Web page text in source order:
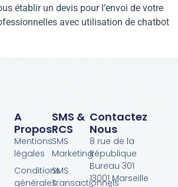
établir un devis pour l’envoi de votre
avec utilisation de chatbot
SMS &
RCS
SMS
Marketing
SMS
Transactionnels
A
Propos
Mentions
légales
Conditions
générales
Contactez
Nous
8 rue de la
République
Bureau 301
13001 Marseille